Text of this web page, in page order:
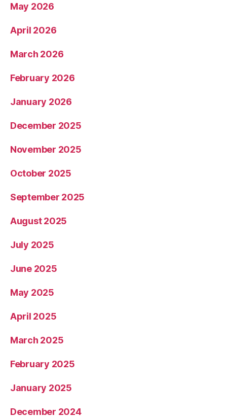
May 2026
April 2026
March 2026
February 2026
January 2026
December 2025
November 2025
October 2025
September 2025
August 2025
July 2025
June 2025
May 2025
April 2025
March 2025
February 2025
January 2025
December 2024